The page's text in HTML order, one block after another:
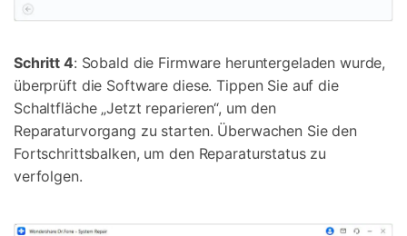
Schritt 4: Sobald die Firmware heruntergeladen wurde,
überprüft die Software diese. Tippen Sie auf die
Schaltfläche „Jetzt reparieren“, um den
Reparaturvorgang zu starten. Überwachen Sie den
Fortschrittsbalken, um den Reparaturstatus zu
verfolgen.